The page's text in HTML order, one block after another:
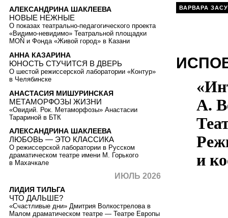
ВАРВАРА
А.
и
АЛЕКСАНДРИНА ШАКЛЕЕВА
НОВЫЕ НЕЖНЫЕ
О показах театрально-педагогического проекта
«Видимо-невидимо» Театральной площадки
MOŇ и Фонда «Живой город» в Казани
АННА КАЗАРИНА
ЮНОСТЬ СТУЧИТСЯ В ДВЕРЬ
О шестой режиссерской лаборатории «Контур»
в Челябинске
АНАСТАСИЯ МИШУРИНСКАЯ
МЕТАМОРФОЗЫ ЖИЗНИ
«Овидий. Рок. Метаморфозы» Анастасии
Тарариной в БТК
АЛЕКСАНДРИНА ШАКЛЕЕВА
ЛЮБОВЬ — ЭТО КЛАССИКА
О режиссерской лаборатории в Русском
драматическом театре имени М. Горького
в Махачкале
ИЮЛЬ 2026
ЛИДИЯ ТИЛЬГА
ЧТО ДАЛЬШЕ?
«Счастливые дни» Дмитрия Волкострелова в
Малом драматическом театре — Театре Европы